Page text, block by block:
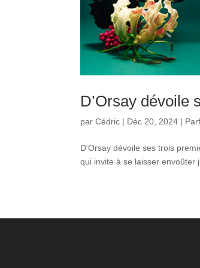
D’Orsay dévoile
parCédric | Déc 20, 2024 |
D'Orsay dévoile ses trois
qui invite à se laisser envoûter